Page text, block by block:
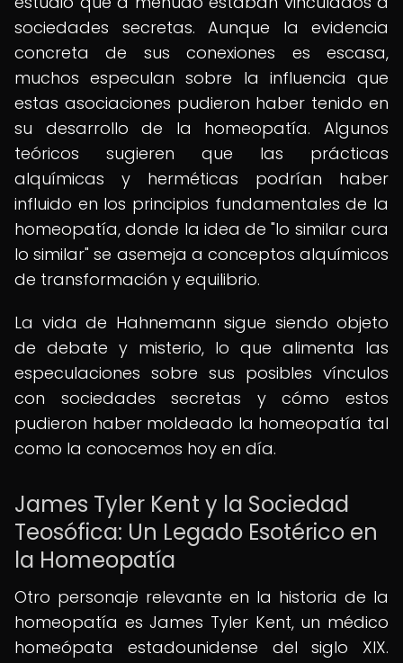
sociedades secretas. Aunque la evidencia
concreta de sus conexiones es escasa,
muchos especulan sobre la influencia que
estas asociaciones pudieron haber tenido en
su desarrollo de la homeopatía. Algunos
teóricos sugieren que las prácticas
alquímicas y herméticas podrían haber
influido en los principios fundamentales de la
homeopatía, donde la idea de "lo similar cura
lo similar" se asemeja a conceptos alquímicos
de transformación y equilibrio.
La vida de Hahnemann sigue siendo objeto
de debate y misterio, lo que alimenta las
especulaciones sobre sus posibles vínculos
con sociedades secretas y cómo estos
pudieron haber moldeado la homeopatía tal
como la conocemos hoy en día.
James Tyler Kent y la Sociedad
Teosófica: Un Legado Esotérico en
la Homeopatía
Otro personaje relevante en la historia de la
homeopatía es James Tyler Kent, un médico
homeópata estadounidense del siglo XIX.